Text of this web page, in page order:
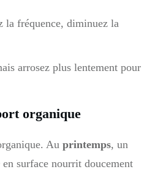
la fréquence, diminuez la
arrosez plus lentement pour
organique
Au printemps, un
en surface nourrit doucement